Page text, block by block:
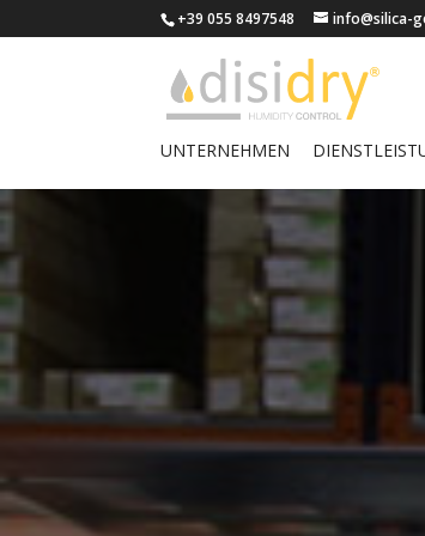
+39 055 8497548 info@silica-
UNTERNEHMEN